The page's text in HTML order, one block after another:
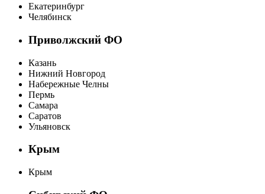
Екатеринбург
Челябинск
Приволжский ФО
Казань
Нижний Новгород
Набережные Челны
Пермь
Самара
Саратов
Ульяновск
Крым
Крым